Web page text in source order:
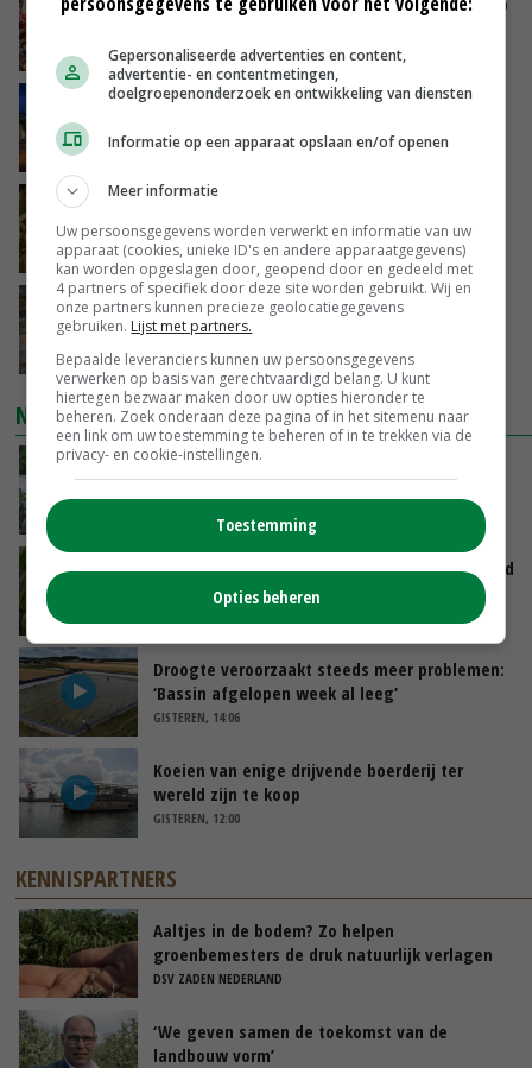
VANDAAG, 15:04
Nettowinst Royal A-ware onder druk ondanks
VANDAAG, 14:35
neemt verder toe
VANDAAG, 14:01
Eierprijzen lijken dieptepunt achter zich te
laten
VANDAAG, 13:27
NIEUWSTE VIDEO'S
Oekraïne-vlogger Kees Huizinga: ‘Bezoek van
Limburgse mais van Frijns doet het verrassend
Droogte veroorzaakt steeds meer problemen:
‘Bassin afgelopen week al leeg’
GISTEREN, 14:06
Koeien van enige drijvende boerderij ter
wereld zijn te koop
GISTEREN, 12:00
KENNISPARTNERS
Aaltjes in de bodem? Zo helpen
groenbemesters de druk natuurlijk verlagen
DSV ZADEN NEDERLAND
‘We geven samen de toekomst van de
landbouw vorm’
Gepersonaliseerde advertenties en content,
advertentie- en contentmetingen,
doelgroepenonderzoek en ontwikkeling van diensten
Informatie op een apparaat opslaan en/of openen
Meer informatie
Uw persoonsgegevens worden verwerkt en informatie van uw
apparaat (cookies, unieke ID's en andere apparaatgegevens)
kan worden opgeslagen door, geopend door en gedeeld met
4 partners of specifiek door deze site worden gebruikt. Wij en
onze partners kunnen precieze geolocatiegegevens
gebruiken. Lijst met partners.
Bepaalde leveranciers kunnen uw persoonsgegevens
verwerken op basis van gerechtvaardigd belang. U kunt
hiertegen bezwaar maken door uw opties hieronder te
beheren. Zoek onderaan deze pagina of in het sitemenu naar
een link om uw toestemming te beheren of in te trekken via de
privacy- en cookie-instellingen.
Toestemming
Opties beheren